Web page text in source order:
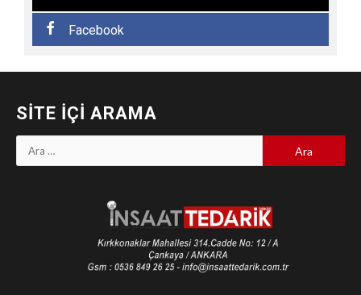
Facebook
SITE İÇI ARAMA
Arama: